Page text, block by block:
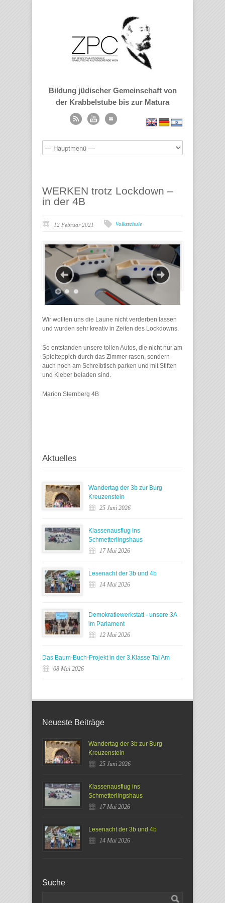
Bildung jüdischer Gemeinschaft von
der Krabbelstube bis zur Matura
WERKEN trotz Lockdown –
in der 4B
12 Februar 2021 Volksschule
Wir wollten uns die Laune nicht verderben lassen
und wurden sehr kreativ in Zeiten des Lockdowns.
So entstanden unsere tollen Autos, die nicht nur am
Spielteppich durch das Zimmer rasen, sondern
auch noch am Schreibtisch parken und mit Stiften
und Kleber beladen sind.
Marion Sternberg 4B
Aktuelles
Wandertag der 3b zur Burg
Kreuzenstein
25 Juni 2026
Klassenausflug ins
Schmetterlingshaus
17 Mai 2026
Lesenacht der 3b und 4b
14 Mai 2026
Demokratiewerkstatt - unsere 3A
im Parlament
12 Mai 2026
Das Baum-Buch-Projekt in der 3.Klasse Tal Am
08 Mai 2026
Neueste Beiträge
Wandertag der 3b zur Burg
Kreuzenstein
25 Juni 2026
Klassenausflug ins
Schmetterlingshaus
17 Mai 2026
Lesenacht der 3b und 4b
14 Mai 2026
Suche